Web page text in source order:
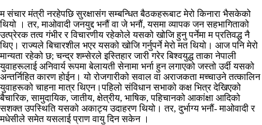
म संचार मंत्री नरहेपछि सुरक्षासंग सम्बन्धित बैठकहरूबाट मेरो किनारा भैसकेको
थियो । तर, माओवादी जनयुद्द भनौं वा जे भनौं, यसमा व्यापक जन सहभागिताको
उत्प्रेरक तत्व गंभीर र विचारणीय रहेकोले यसको खोजि हुनु पर्नेमा म प्रतिवद्ध नै
थिए। राज्यले बिचारशील भएर यसको खोजि गर्नुपर्ने मेरो मत थियो। आज पनि मेरो
मान्यता रहेको छ; चन्द्र शम्सेरले इस्तिहार जारी गरेर बिश्वयुद्ध ताका नेपाली
युवाहरूलाई अनिवार्य रूपमा बेलायती सेनामा भर्ना हुन लगाएको जस्तो उर्दी यसको
अन्तर्निहित कारण होईन। यो रोजगारीको सवाल वा अराजकता मच्चाउने तत्कालिन
युवाहरूको चाहना मात्र थिएन।पहिलो संविधान सभाको कक्ष भित्र देखिएको
बैचारिक, सामुदायिक, जातीय, क्षेत्रीय, भाषिक, पहिचानको आकांक्षा आदिको
सशक्त उपस्थिति यसको अकाट्य उदाहरण थियो। तर, दुर्भाग्य भनौं- माओवादी र
मधेसीले समेत यसलाई प्राण वायु दिन सकेन ।